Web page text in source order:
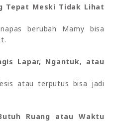
Tepat Meski Tidak Lihat
berubah Mamy bisa
Lapar, Ngantuk, atau
atau terputus bisa jadi
Ruang atau Waktu